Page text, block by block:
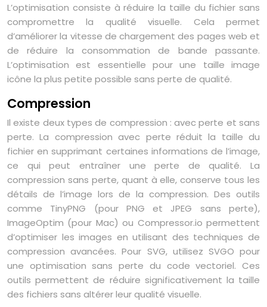
L’optimisation consiste à réduire la taille du fichier sans
compromettre la qualité visuelle. Cela permet
d’améliorer la vitesse de chargement des pages web et
de réduire la consommation de bande passante.
L’optimisation est essentielle pour une taille image
icône la plus petite possible sans perte de qualité.
Compression
Il existe deux types de compression : avec perte et sans
perte. La compression avec perte réduit la taille du
fichier en supprimant certaines informations de l’image,
ce qui peut entraîner une perte de qualité. La
compression sans perte, quant à elle, conserve tous les
détails de l’image lors de la compression. Des outils
comme TinyPNG (pour PNG et JPEG sans perte),
ImageOptim (pour Mac) ou Compressor.io permettent
d’optimiser les images en utilisant des techniques de
compression avancées. Pour SVG, utilisez SVGO pour
une optimisation sans perte du code vectoriel. Ces
outils permettent de réduire significativement la taille
des fichiers sans altérer leur qualité visuelle.